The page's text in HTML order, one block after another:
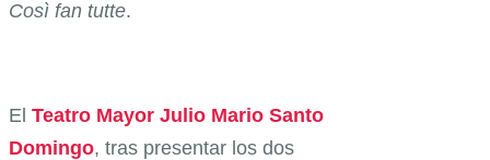
Così fan tutte.
El Teatro Mayor Julio Mario Santo
Domingo, tras presentar los dos